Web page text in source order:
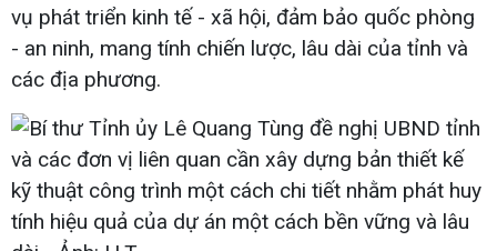
vụ phát triển kinh tế - xã hội, đảm bảo quốc phòng
- an ninh, mang tính chiến lược, lâu dài của tỉnh và
các địa phương.